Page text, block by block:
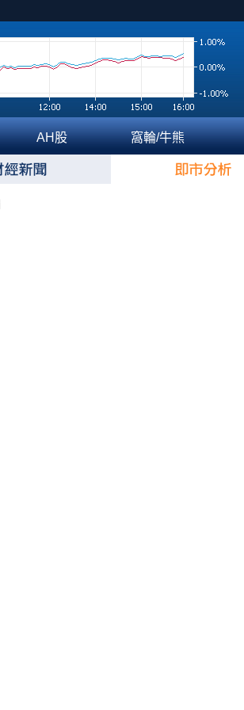
AH股 窩輪/牛熊